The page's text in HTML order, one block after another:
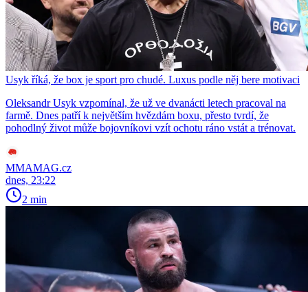
Usyk říká, že box je sport pro chudé. Luxus podle něj bere motivaci
Oleksandr Usyk vzpomínal, že už ve dvanácti letech pracoval na
farmě. Dnes patří k největším hvězdám boxu, přesto tvrdí, že
pohodlný život může bojovníkovi vzít ochotu ráno vstát a trénovat.
MMAMAG.cz
dnes, 23:22
2 min